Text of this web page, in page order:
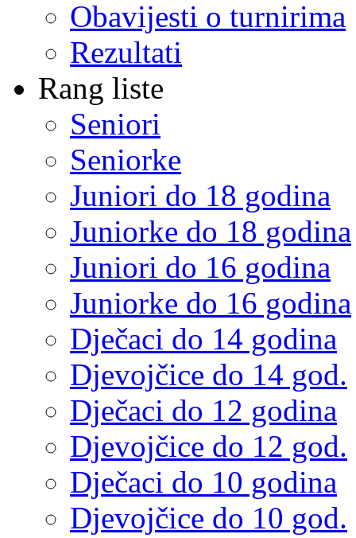
Obavijesti o turnirima
Rezultati
Rang liste
Seniori
Seniorke
Juniori do 18 godina
Juniorke do 18 godina
Juniori do 16 godina
Juniorke do 16 godina
Dječaci do 14 godina
Djevojčice do 14 god.
Dječaci do 12 godina
Djevojčice do 12 god.
Dječaci do 10 godina
Djevojčice do 10 god.